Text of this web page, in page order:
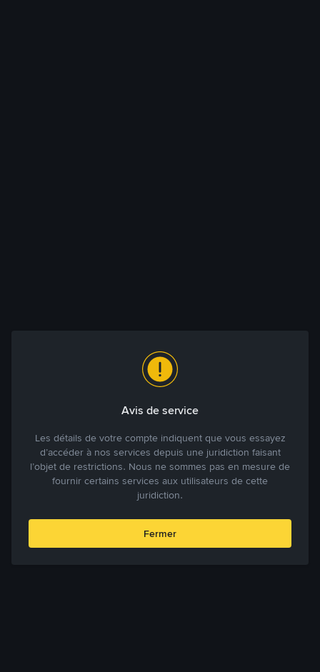
Avis de service
Les détails de votre compte indiquent que vous essayez
d’accéder à nos services depuis une juridiction faisant
l’objet de restrictions. Nous ne sommes pas en mesure de
fournir certains services aux utilisateurs de cette
juridiction.
Fermer